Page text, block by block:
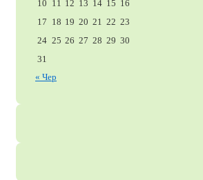
10 11 12 13 14 15 16
17 18 19 20 21 22 23
24 25 26 27 28 29 30
31
« Чер